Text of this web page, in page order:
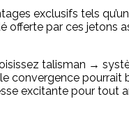
exclusifs tels
offerte par ces jetons
talisman →
convergence pourrait
excitante pour tout